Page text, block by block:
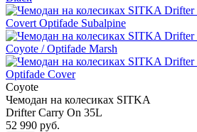
Coyote
Чемодан на колесиках SITKA
Drifter Carry On 35L
52 990 руб.